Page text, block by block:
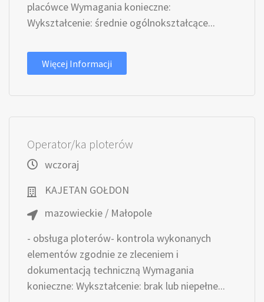
placówce Wymagania konieczne:
Wykształcenie: średnie ogólnokształcące...
Więcej Informacji
Operator/ka ploterów
wczoraj
KAJETAN GOŁDON
mazowieckie / Małopole
- obsługa ploterów- kontrola wykonanych
elementów zgodnie ze zleceniem i
dokumentacją techniczną Wymagania
konieczne: Wykształcenie: brak lub niepełne...